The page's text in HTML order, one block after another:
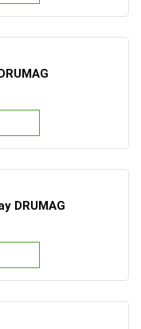
DRUMAG